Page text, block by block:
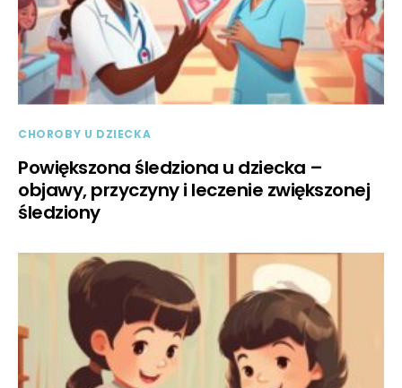
CHOROBY U DZIECKA
Powiększona śledziona u dziecka –
objawy, przyczyny i leczenie zwiększonej
śledziony